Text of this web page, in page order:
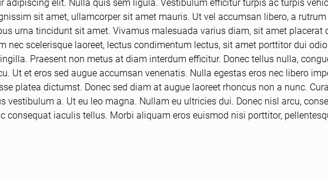
sit amet, ullamcorper sit amet mauris. Ut vel accumsan libero, a rutrum
urna tincidunt sit amet. Vivamus malesuada varius diam, sit amet placerat
nec scelerisque laoreet, lectus condimentum lectus, sit amet porttitor dui
Praesent non metus at diam interdum efficitur. Donec tellus nulla,
Ut et eros sed augue accumsan venenatis. Nulla egestas eros nec libero
platea dictumst. Donec sed diam at augue laoreet rhoncus non a nunc.
vestibulum a. Ut eu leo magna. Nullam eu ultricies dui. Donec nisl arcu,
consequat iaculis tellus. Morbi aliquam eros euismod nisi porttitor,